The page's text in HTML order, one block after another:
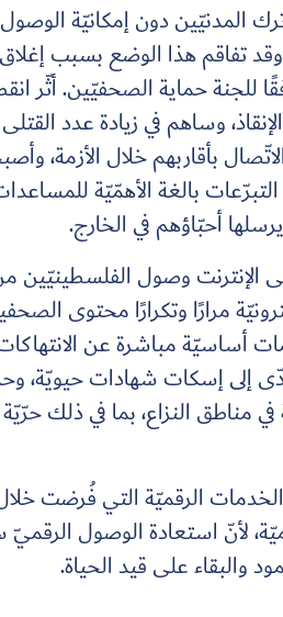
المدنيّين دون إمكانيّة الوصول
وقد تفاقم هذا الوضع بسبب
– وفقًا للجنة حماية
وساهم في زيادة عدد
بأقاربهم خلال الأزمة،
بالغة الأهمّيّة
أحبّاؤهم في الخارج.
الإنترنت وصول
مرارًا وتكرارًا محتوى
أساسيّة مباشرة عن
إلى إسكات شهادات حيويّة،
مناطق النزاع، بما في ذلك
الرقميّة التي فُرضت
لأنّ استعادة الوصول
والبقاء على قيد الحياة.